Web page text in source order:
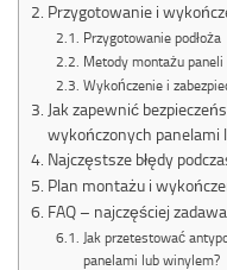
Przygotowanie i
Przygotowanie podłoża
Metody montażu
Wykończenie i
Jak zapewnić
wykończonych panelami
Najczęstsze błędy
Plan montażu i
FAQ – najczęściej
Jak przetestować
panelami lub winylem?